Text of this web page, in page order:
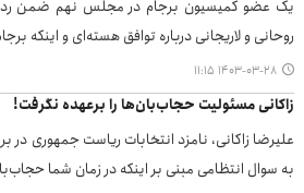
یک عضو کمیسیون برجام در مجلس نهم ضمن رد
روحانی و لاریجانی درباره توافق هسته‌ای و اینکه
۱۴۰۳-۰۳-۲۸ ۱۱:۱۵
زاکانی مسئولیت حجاب‌بان‌ها را برعهده نگرفت!
علیرضا زاکانی، نامزد انتخابات ریاست جمهوری در
به سوال انتظامی مبنی بر اینکه در زمان شما